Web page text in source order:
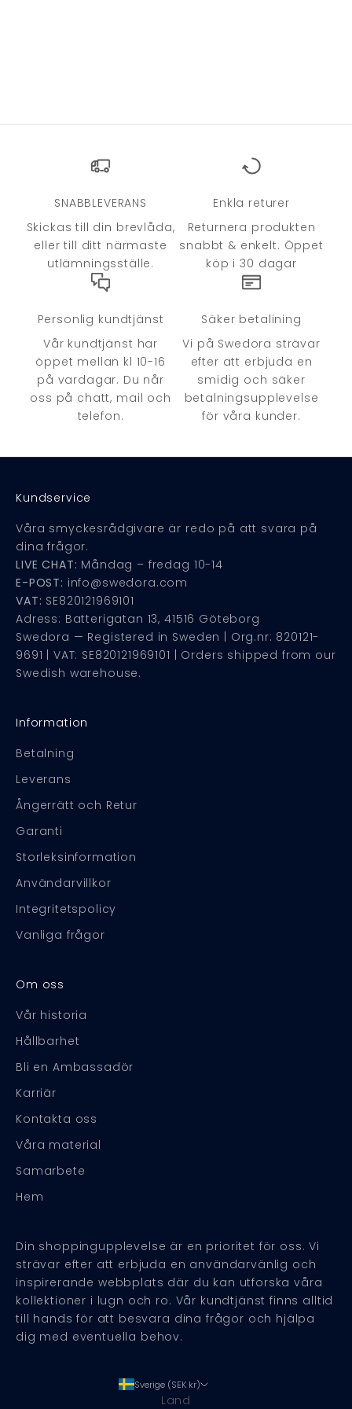
SNABBLEVERANS
Skickas till din brevlåda,
eller till ditt närmaste
utlämningsställe.
Enkla returer
Returnera produkten
snabbt & enkelt. Öppet
köp i 30 dagar
Personlig kundtjänst
Vår kundtjänst har
öppet mellan kl 10-16
på vardagar. Du når
oss på chatt, mail och
telefon.
Säker betalining
Vi på Swedora strävar
efter att erbjuda en
smidig och säker
betalningsupplevelse
för våra kunder.
Kundservice
Våra smyckesrådgivare är redo på att svara på
dina frågor.
LIVE CHAT: Måndag – fredag 10-14
E-POST: info@swedora.com
VAT: SE820121969101
Adress: Batterigatan 13, 41516 Göteborg
Swedora — Registered in Sweden | Org.nr: 820121-
9691 | VAT: SE820121969101 | Orders shipped from our
Swedish warehouse.
Information
Betalning
Leverans
Ångerrätt och Retur
Garanti
Storleksinformation
Användarvillkor
Integritetspolicy
Vanliga frågor
Om oss
Vår historia
Hållbarhet
Bli en Ambassadör
Karriär
Kontakta oss
Våra material
Samarbete
Hem
Din shoppingupplevelse är en prioritet för oss. Vi
strävar efter att erbjuda en användarvänlig och
inspirerande webbplats där du kan utforska våra
kollektioner i lugn och ro. Vår kundtjänst finns alltid
till hands för att besvara dina frågor och hjälpa
dig med eventuella behov.
Sverige (SEK kr)
Land